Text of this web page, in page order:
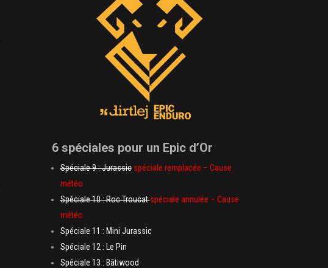
6 spéciales pour un Epic d’Or
Spéciale 9 : Jurassic spéciale remplacée – Cause
météo
Spéciale 10 : Roc Troucatspéciale annulée – Cause
météo
Spéciale 11 : Mini Jurassic
Spéciale 12 : Le Pin
Spéciale 13 : Bâtiwood